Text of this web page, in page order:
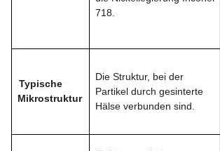
718.
Typische
Mikrostruktur
Die Struktur, bei der
Partikel durch gesinterte
Hälse verbunden sind.